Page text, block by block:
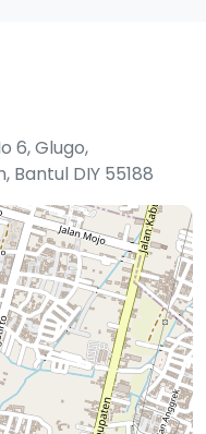
6, Glugo,
Bantul DIY 55188